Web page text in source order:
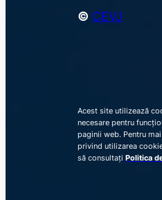
© CEVJ
Acest site utilizează
necesare pentru
paginii web. Pentru
privind utilizarea
să consultați Politica